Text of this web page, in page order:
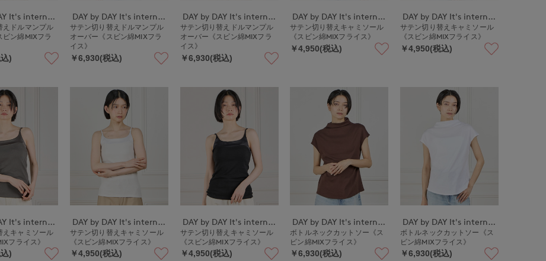
DAY by DAY It's international
えドルマンプル
ビン綿MIXフラ
)
DAY by DAY It's international
サテン切り替えドルマンプル
オーバー《スビン綿MIXフラ
イス》
￥6,930(税込)
DAY by DAY It's international
サテン切り替えドルマンプル
オーバー《スビン綿MIXフラ
イス》
￥6,930(税込)
DAY by DAY It's international
サテン切り替えキャミソール
《スビン綿MIXフライス》
￥4,950(税込)
DAY by DAY It's international
サテン切り替えキャミソール
《スビン綿MIXフライス》
￥4,950(税込)
DAY by DAY It's international
えキャミソール
フライス》
)
DAY by DAY It's international
サテン切り替えキャミソール
《スビン綿MIXフライス》
￥4,950(税込)
DAY by DAY It's international
サテン切り替えキャミソール
《スビン綿MIXフライス》
￥4,950(税込)
DAY by DAY It's international
ボトルネックカットソー《ス
ビン綿MIXフライス》
￥6,930(税込)
DAY by DAY It's international
ボトルネックカットソー《ス
ビン綿MIXフライス》
￥6,930(税込)